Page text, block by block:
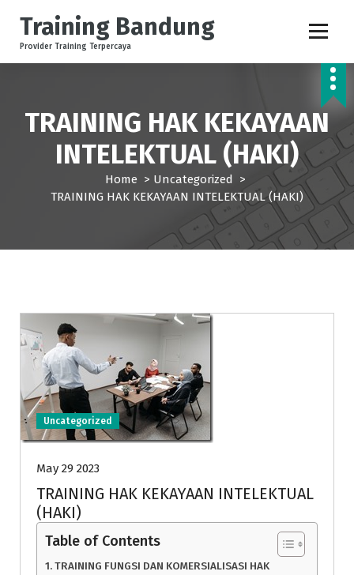
p
Training Bandung
Provider Training Terpercaya
TRAINING HAK KEKAYAAN
INTELEKTUAL (HAKI)
Home > Uncategorized >
TRAINING HAK KEKAYAAN INTELEKTUAL (HAKI)
Uncategorized
May 29 2023
TRAINING HAK KEKAYAAN INTELEKTUAL
(HAKI)
Table of Contents
TRAINING FUNGSI DAN KOMERSIALISASI HAK